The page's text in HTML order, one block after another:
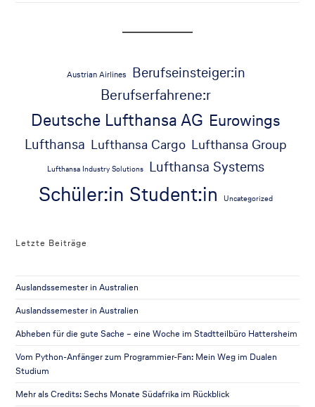
Austrian Airlines Berufseinsteiger:in
Berufserfahrene:r
Deutsche Lufthansa AG Eurowings
Lufthansa Lufthansa Cargo Lufthansa Group
Lufthansa Industry Solutions Lufthansa Systems
Schüler:in Student:in Uncategorized
Letzte Beiträge
Auslandssemester in Australien
Auslandssemester in Australien
Abheben für die gute Sache – eine Woche im Stadtteilbüro Hattersheim
Vom Python-Anfänger zum Programmier-Fan: Mein Weg im Dualen
Studium
Mehr als Credits: Sechs Monate Südafrika im Rückblick